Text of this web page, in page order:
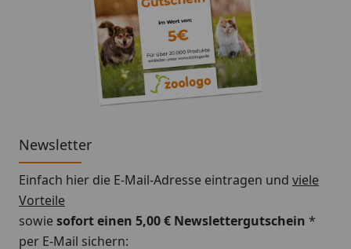
Newsletter
Einfach hier die E-Mail-Adresse eintragen und viele
Vorteile
sowiesofort einen 5,00 € Newslettergutschein *
per E-Mail sichern: